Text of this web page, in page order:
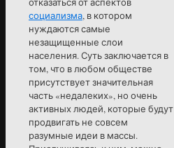
социализма, в котором
нуждаются самые
незащищенные слои
населения. Суть заключается в
том, что в любом обществе
присутствует значительная
часть «недалеких», но очень
активных людей, которые будут
продвигать не совсем
разумные идеи в массы.